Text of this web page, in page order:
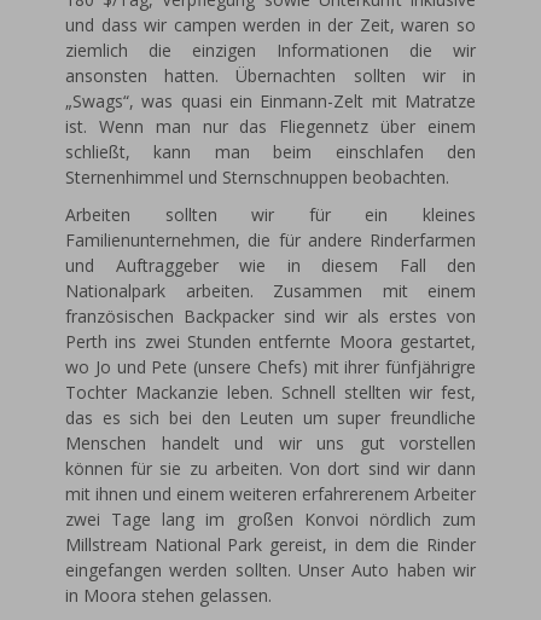
und dass wir campen werden in der Zeit, waren so
ziemlich die einzigen Informationen die wir
ansonsten hatten. Übernachten sollten wir in
„Swags“, was quasi ein Einmann-Zelt mit Matratze
ist. Wenn man nur das Fliegennetz über einem
schließt, kann man beim einschlafen den
Sternenhimmel und Sternschnuppen beobachten.
Arbeiten sollten wir für ein kleines
Familienunternehmen, die für andere Rinderfarmen
und Auftraggeber wie in diesem Fall den
Nationalpark arbeiten. Zusammen mit einem
französischen Backpacker sind wir als erstes von
Perth ins zwei Stunden entfernte Moora gestartet,
wo Jo und Pete (unsere Chefs) mit ihrer fünfjährigre
Tochter Mackanzie leben. Schnell stellten wir fest,
das es sich bei den Leuten um super freundliche
Menschen handelt und wir uns gut vorstellen
können für sie zu arbeiten. Von dort sind wir dann
mit ihnen und einem weiteren erfahrerenem Arbeiter
zwei Tage lang im großen Konvoi nördlich zum
Millstream National Park gereist, in dem die Rinder
eingefangen werden sollten. Unser Auto haben wir
in Moora stehen gelassen.